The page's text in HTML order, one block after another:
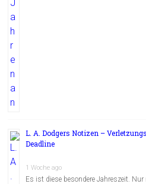
L. A. Dodgers Notizen –
Deadline
1 Woche ago
Es ist diese besondere Jahreszeit. Nur